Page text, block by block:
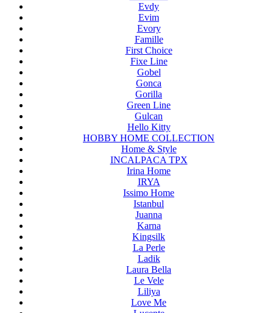
Evdy
Evim
Evory
Famille
First Choice
Fixe Line
Gobel
Gonca
Gorilla
Green Line
Gulcan
Hello Kitty
HOBBY HOME COLLECTION
Home & Style
INCALPACA TPX
Irina Home
IRYA
Issimo Home
Istanbul
Juanna
Karna
Kingsilk
La Perle
Ladik
Laura Bella
Le Vele
Liliya
Love Me